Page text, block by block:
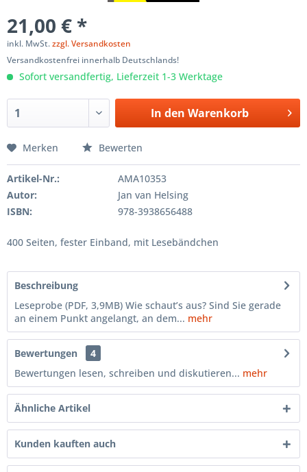
21,00 € *
inkl. MwSt.zzgl. Versandkosten
Versandkostenfrei innerhalb Deutschlands!
Sofort versandfertig, Lieferzeit 1-3 Werktage
In den Warenkorb
Merken Bewerten
Artikel-Nr.:
AMA10353
Autor:
Jan van Helsing
ISBN:
978-3938656488
400 Seiten, fester Einband, mit Lesebändchen
Beschreibung
Leseprobe (PDF, 3,9MB) Wie schaut’s aus? Sind Sie gerade
an einem Punkt angelangt, an dem... mehr
Bewertungen
4
Bewertungen lesen, schreiben und diskutieren... mehr
Ähnliche Artikel
Kunden kauften auch